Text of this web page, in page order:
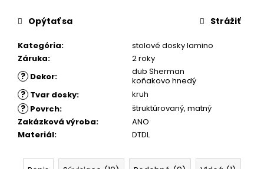
Kategória:
stolové dosky lamino
Záruka: 2 roky
? Dekor:
dub Sherman
koňakovo hnedý
? Tvar dosky: kruh
? Povrch: štruktúrovaný, matný
Zakázková výroba:
ANO
Materiál: DTDL
Opýtať sa Strážiť